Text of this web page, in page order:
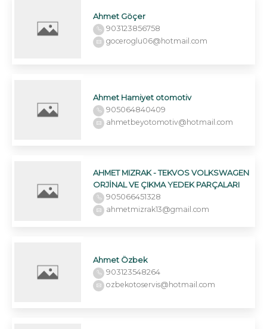
Ahmet Göçer
903123856758
goceroglu06@hotmail.com
Ahmet Hamiyet otomotiv
905064840409
ahmetbeyotomotiv@hotmail.com
AHMET MIZRAK - TEKVOS VOLKSWAGEN
ORJİNAL VE ÇIKMA YEDEK PARÇALARI
905066451328
ahmetmizrak13@gmail.com
Ahmet Özbek
903123548264
ozbekotoservis@hotmail.com